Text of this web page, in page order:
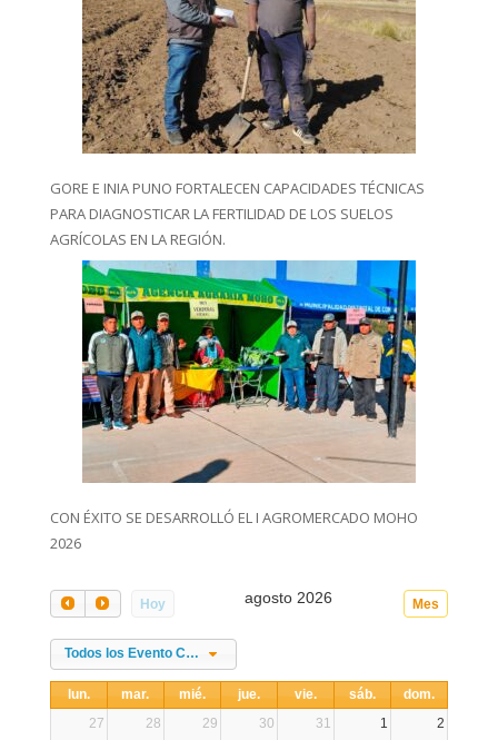
GORE E INIA PUNO FORTALECEN CAPACIDADES TÉCNICAS
PARA DIAGNOSTICAR LA FERTILIDAD DE LOS SUELOS
AGRÍCOLAS EN LA REGIÓN.
CON ÉXITO SE DESARROLLÓ EL I AGROMERCADO MOHO
2026
Hoy Mes
agosto 2026
Todos los Evento Categories
lun. mar. mié. jue. vie. sáb.
dom.
27
28 29 30 31 1
2